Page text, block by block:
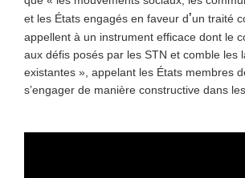
et les États engagés en faveur d’un traité
appellent à un instrument efficace dont le
aux défis posés par les STN et comble les
existantes », appelant les États membres
s’engager de manière constructive dans